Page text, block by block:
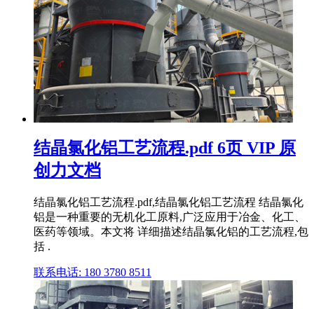
结晶氯化铝工艺流程.pdf 6页 VIP 原
创力文档
结晶氯化铝工艺流程.pdf,结晶氯化铝工艺流程 结晶氯化
铝是一种重要的无机化工原料,广泛应用于冶金、化工、
医药等领域。本文将 详细描述结晶氯化铝的工艺流程,包
括 .
联系电话: 180 3780 8511